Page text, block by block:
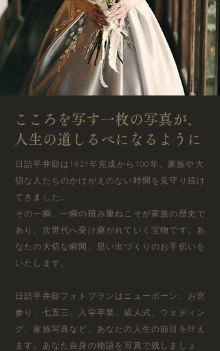
こころを写す一枚の写真が、
人生の道しるべになるように
日詰平井邸は1921年完成から100年、家族や大
切な人たちのかけがえのない時間を見守り続け
てきました。
その一瞬、一瞬の積み重ねこそが家族の歴史で
あり、次世代へ受け継がれていく宝物です。​あ
なたの大切な瞬間、思い出づくりのお手伝いを
いたします。
日詰平井邸フォトプランはニューボーン、お宮
参り、七五三、入学卒業、成人式、ウェディン
グ、家族写真など、あなたの人生の節目を叶え
ます。あなた自身の物語を写真で残しましょ